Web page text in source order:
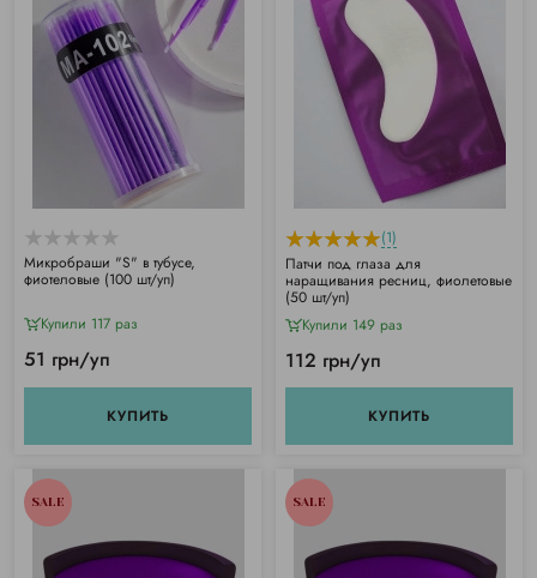
Микробраши "S" в тубусе,
фиотеловые (100 шт/уп)
Купили 117 раз
51 грн/уп
КУПИТЬ
(1)
Патчи под глаза для
наращивания ресниц, фиолетовые
(50 шт/уп)
Купили 149 раз
112 грн/уп
КУПИТЬ
SALE SALE